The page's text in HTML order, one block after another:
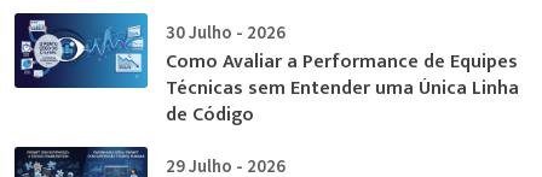
30 Julho - 2026
Como Avaliar a Performance de Equipes
Técnicas sem Entender uma Única Linha
de Código
29 Julho - 2026